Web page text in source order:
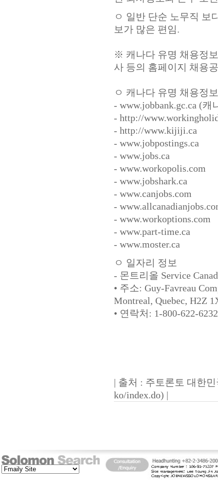
ㅇ 일반 단순 노무직 보
보가 많은 편임.
※ 캐나다 유명 채용정
사 등의 홈페이지 채용
ㅇ 캐나다 유명 채용정
- www.jobbank.gc.ca (
- http://
- http://www.kijiji.ca
- www.jobpostings.ca
- www.jobs.ca
- www.workopolis.com
- www.jobshark.ca
- www.canjobs.com
-
- www.workoptions.com
- www.part-time.ca
- www.moster.ca
ㅇ 일자리 정보
- 몬트리올 Service
• 주소: Guy-Favreau
Montreal, Quebec, H2Z
• 연락처: 1-800-622-6232
| 출처 : 주토론토 대한
ko/index.do) |